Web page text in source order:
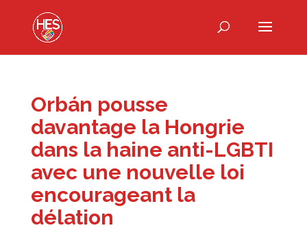
Orbán pousse
davantage la Hongrie
dans la haine anti-​LGBTI
avec une nouvelle loi
encourageant la
délation